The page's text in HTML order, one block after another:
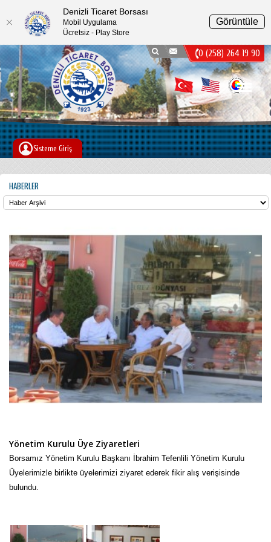
0 (258) 264 19 90
Sisteme Giriş
HABERLER
Yönetim Kurulu Üye Ziyaretleri
Borsamız Yönetim Kurulu Başkanı İbrahim Tefenlili Yönetim Kurulu
Üyelerimizle birlikte üyelerimizi ziyaret ederek fikir alış verişisinde
bulundu.
Menu
Denizli Ticaret Borsası
Mobil Uygulama
Ücretsiz - Play Store
Görüntüle